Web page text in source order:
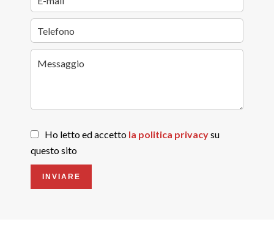
Ho letto ed accetto la politica privacysu
questo sito
INVIARE